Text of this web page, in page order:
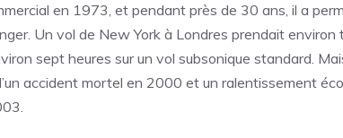
en 1973, et pendant près de 30 ans, il a
Un vol de New York à Londres prendait
sept heures sur un vol subsonique standard.
accident mortel en 2000 et un ralentissement